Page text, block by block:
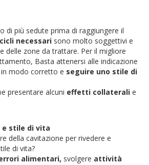
di più sedute prima di raggiungere il
necessari sono molto soggettivi e
delle zone da trattare. Per il migliore
Basta attenersi alle indicazione
modo corretto e seguire uno stile di
presentare alcuni effetti collaterali e
e stile di vita
della cavitazione per rivedere e
di vita?
alimentari, svolgere attività